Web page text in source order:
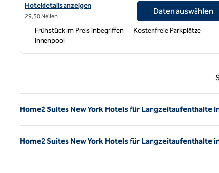
Hoteldetails für Home2 Suites by Hilton New Brunswick anzeigen
Hoteldetails anzeigen
29,50 Meilen
Daten auswählen
Frühstück im Preis inbegriffen
Kostenfreie Parkplätze
Innenpool
Home2 Suites New York Hotels für Langzeitaufenthalte
Home2 Suites New York Hotels für Langzeitaufenthalte